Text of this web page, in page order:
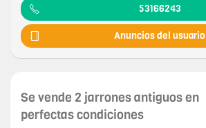
53166243
Anuncios del usuario
Se vende 2 jarrones antiguos en
perfectas condiciones